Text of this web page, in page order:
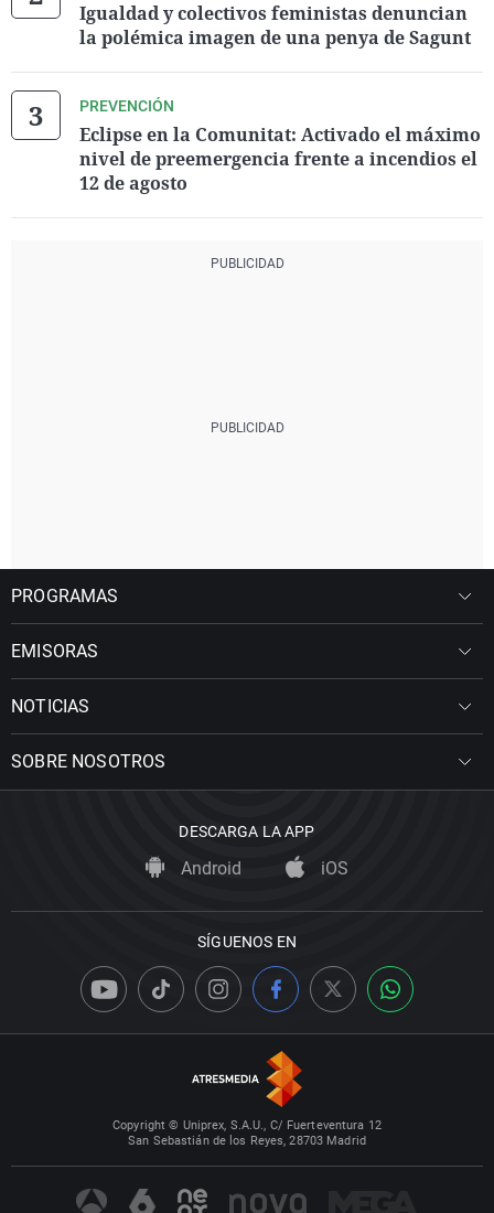
Igualdad y colectivos feministas denuncian
la polémica imagen de una penya de Sagunt
PREVENCIÓN
Eclipse en la Comunitat: Activado el máximo
nivel de preemergencia frente a incendios el
12 de agosto
PROGRAMAS
EMISORAS
NOTICIAS
SOBRE NOSOTROS
DESCARGA LA APP
Android iOS
SÍGUENOS EN
Copyright © Uniprex, S.A.U., C/ Fuerteventura 12
San Sebastián de los Reyes, 28703 Madrid